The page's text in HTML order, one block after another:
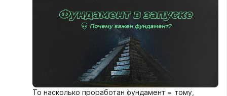
То насколько проработан фундамент = тому,